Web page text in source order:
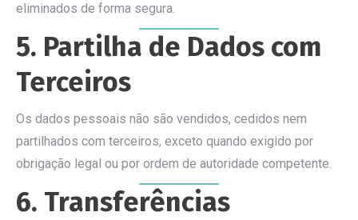
eliminados de forma segura.
5. Partilha de Dados com
Terceiros
Os dados pessoais não são vendidos, cedidos nem
partilhados com terceiros, exceto quando exigido por
obrigação legal ou por ordem de autoridade competente.
6. Transferências